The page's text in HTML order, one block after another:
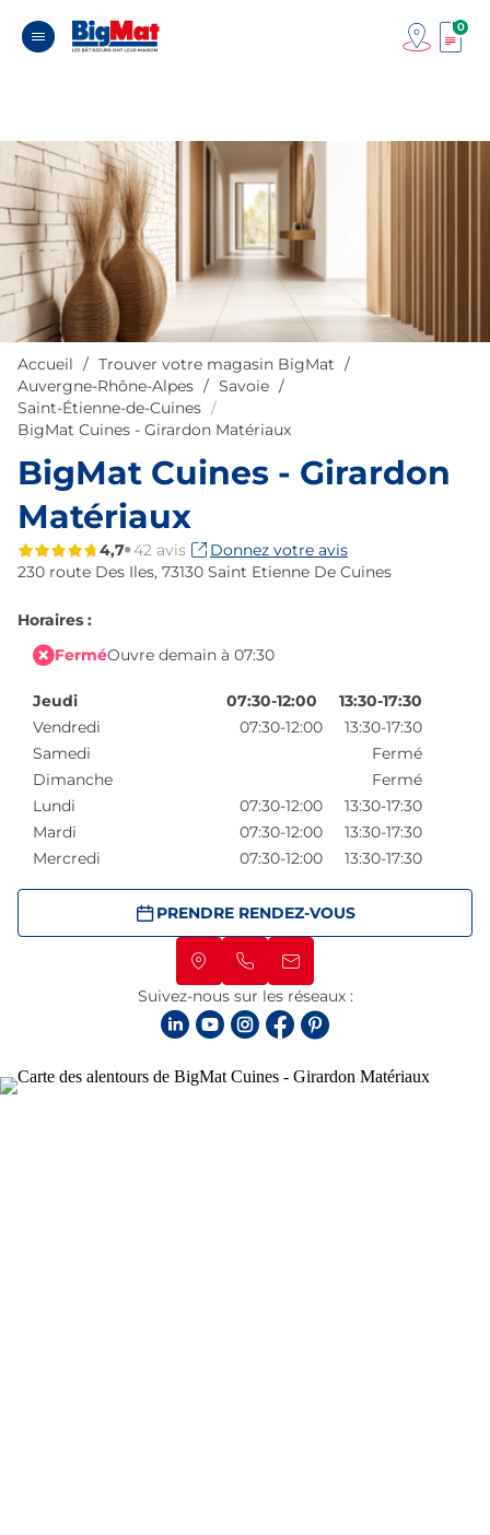
0
Accueil
Trouver votre magasin BigMat
Auvergne-Rhône-Alpes
Savoie
Saint-Étienne-de-Cuines
BigMat Cuines - Girardon Matériaux
BigMat Cuines - Girardon
Matériaux
4,7 42 avis
Donnez votre avis
230 route Des Iles, 73130 Saint Etienne De Cuines
Horaires :
FerméOuvre demain à 07:30
Jeudi 07:30-12:00
13:30-17:30
Vendredi
07:30-12:00
13:30-17:30
Samedi
Fermé
Dimanche
Fermé
Lundi
07:30-12:00
13:30-17:30
Mardi
07:30-12:00
13:30-17:30
Mercredi
07:30-12:00 13:30-17:30
PRENDRE RENDEZ-VOUS
Suivez-nous sur les réseaux :